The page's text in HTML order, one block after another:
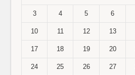
3 4 5 6
10 11 12 13
17 18 19 20
24 25 26 27